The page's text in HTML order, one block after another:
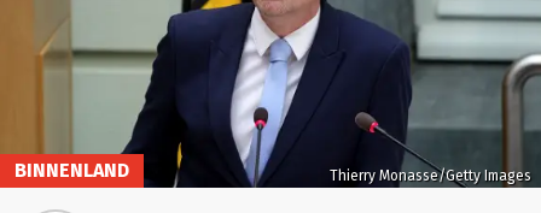
Thierry Monasse/Getty Images
BINNENLAND